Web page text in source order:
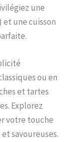
une
et une cuisson
ou en
et tartes
Explorez
votre touche
savoureuses.